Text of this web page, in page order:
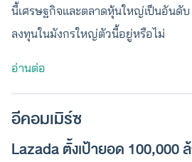
นี้เศรษฐกิจและตลาดหุ้นใหญ่เป็นอันดับ
ลงทุนในมังกรใหญ่ตัวนี้อยู่หรือไม่
อ่านต่อ
อีคอมเมิร์ซ
Lazada ตั้งเป้ายอด 100,000